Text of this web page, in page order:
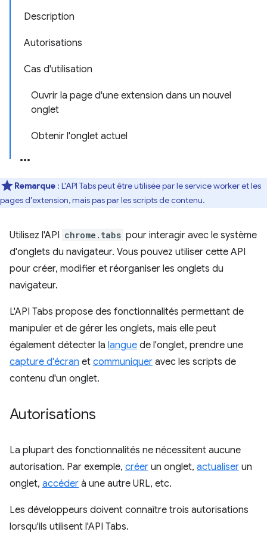
Description
Autorisations
Cas d'utilisation
Ouvrir la page d'une extension dans un nouvel
onglet
Obtenir l'onglet actuel
Remarque : L'API Tabs peut être utilisée par le service worker et les
pages d'extension, mais pas par les scripts de contenu.
Utilisez l'API chrome.tabs pour interagir avec le système
d'onglets du navigateur. Vous pouvez utiliser cette API
pour créer, modifier et réorganiser les onglets du
navigateur.
L'API Tabs propose des fonctionnalités permettant de
manipuler et de gérer les onglets, mais elle peut
également détecter la langue de l'onglet, prendre une
capture d'écran et communiquer avec les scripts de
contenu d'un onglet.
Autorisations
La plupart des fonctionnalités ne nécessitent aucune
autorisation. Par exemple, créer un onglet, actualiser un
onglet, accéder à une autre URL, etc.
Les développeurs doivent connaître trois autorisations
lorsqu'ils utilisent l'API Tabs.